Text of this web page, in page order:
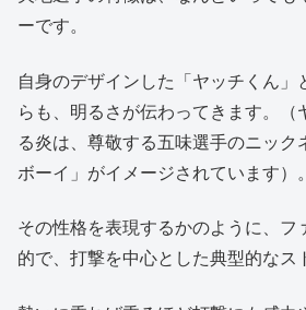
ーです。
自身のデザインした「ヤッチくん」
らも、明るさが伝わってきます。（
る炎は、尊敬する五味選手のニック
ボーイ」がイメージされています）。
その性格を表現するかのように、フ
的で、打撃を中心とした典型的なス